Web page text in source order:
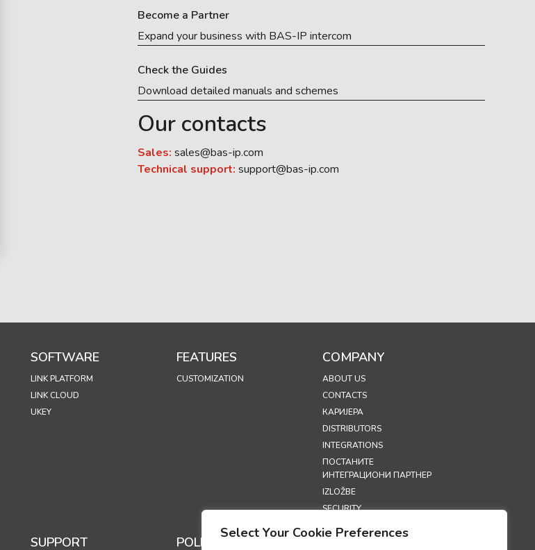
Select Your Cookie Preferences
Become a Partner
Expand your business with BAS-IP intercom
Check the Guides
Download detailed manuals and schemes
Our contacts
Sales: sales@bas-ip.com
Technical support: support@bas-ip.com
SOFTWARE
LINK PLATFORM
LINK CLOUD
UKEY
FEATURES
CUSTOMIZATION
COMPANY
ABOUT US
CONTACTS
КАРИЈЕРА
DISTRIBUTORS
INTEGRATIONS
ПОСТАНИТЕ
ИНТЕГРАЦИОНИ ПАРТНЕР
IZLOŽBE
SECURITY
SUPPORT POLICIES